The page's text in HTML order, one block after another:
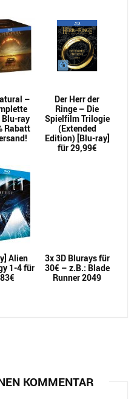
–
Blu-ray
Rabatt
Der Herr der
Ringe – Die
Spielfilm Trilogie
(Extended
Edition) [Blu-ray]
für 29,99€
Alien
1-4 für
3x 3D Blurays für
30€ – z.B.: Blade
Runner 2049
KOMMENTAR